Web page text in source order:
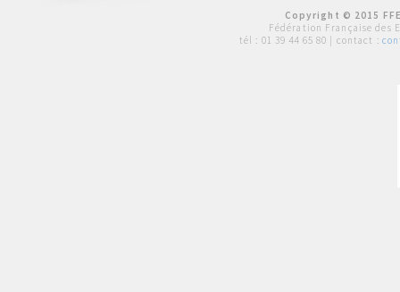
Copyright © 2015
Fédération Française des
tél : 01 39 44 65 80 | contact :